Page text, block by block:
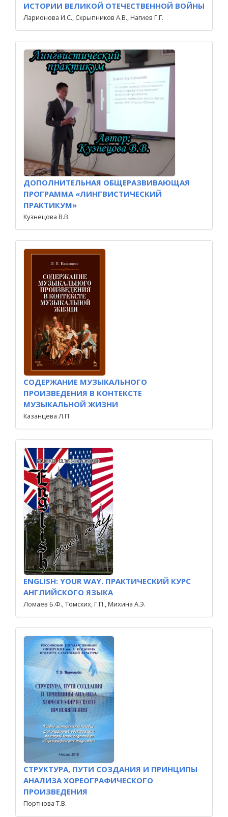
ИСТОРИИ ВЕЛИКОЙ ОТЕЧЕСТВЕННОЙ ВОЙНЫ
Ларионова И.С., Скрыпников А.В., Нагиев Г.Г.
ДОПОЛНИТЕЛЬНАЯ ОБЩЕРАЗВИВАЮЩАЯ
ПРОГРАММА «ЛИНГВИСТИЧЕСКИЙ
ПРАКТИКУМ»
Кузнецова В.В.
СОДЕРЖАНИЕ МУЗЫКАЛЬНОГО
ПРОИЗВЕДЕНИЯ В КОНТЕКСТЕ
МУЗЫКАЛЬНОЙ ЖИЗНИ
Казанцева Л.П.
ENGLISH: YOUR WAY. ПРАКТИЧЕСКИЙ КУРС
АНГЛИЙСКОГО ЯЗЫКА
Ломаев Б.Ф., Томских, Г.П., Михина А.Э.
СТРУКТУРА, ПУТИ СОЗДАНИЯ И ПРИНЦИПЫ
АНАЛИЗА ХОРЕОГРАФИЧЕСКОГО
ПРОИЗВЕДЕНИЯ
Портнова Т.В.